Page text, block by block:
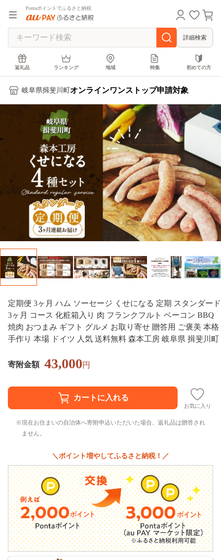
Pontaポイントでふるさと納税
詳細検索
返礼品 ランキング 地域 特集 初めての方
岐阜県揖斐川町 オンラインワンストップ申請対象
定期便 3ヶ月 ハム ソーセージ くせになる 定期 スタンダード
3ヶ月 コース 化粧箱入り 肉 フランクフルト ベーコン BBQ
焼肉 おつまみ ギフト グルメ お取り寄せ 贈答用 ご褒美 本格
手作り 本場 ドイツ 人気 送料無料 森本工房 岐阜県 揖斐川町
寄附金額 43,000円
お気に入り
現在お住まいの自治体へ寄附申込いただいた場合、返礼品は贈答され
ません。
＼ポイント増やしてふるさと納税！／